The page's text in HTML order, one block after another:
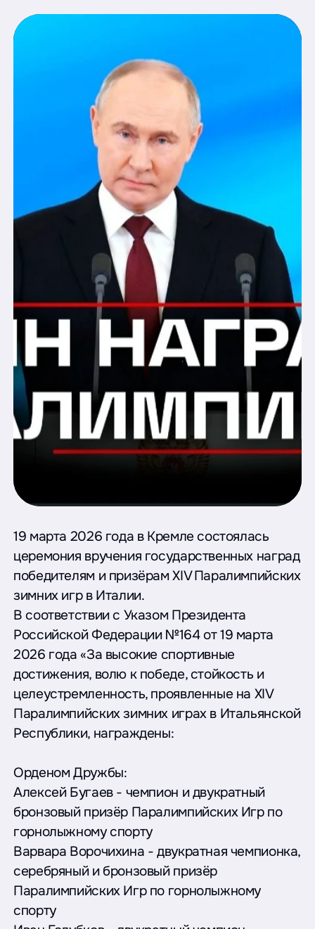
19 марта 2026 года в Кремле состоялась
церемония вручения государственных наград
победителям и призёрам ХIV Паралимпийских
зимних игр в Италии.
В соответствии с Указом Президента
Российской Федерации №164 от 19 марта
2026 года «За высокие спортивные
достижения, волю к победе, стойкость и
целеустремленность, проявленные на XIV
Паралимпийских зимних играх в Итальянской
Республики, награждены:
Орденом Дружбы:
Алексей Бугаев - чемпион и двукратный
бронзовый призёр Паралимпийских Игр по
горнолыжному спорту
Варвара Ворочихина - двукратная чемпионка,
серебряный и бронзовый призёр
Паралимпийских Игр по горнолыжному
спорту